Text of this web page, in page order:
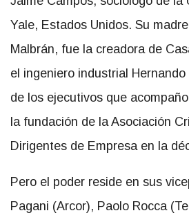
Yale, Estados Unidos. Su
Malbrán, fue la creadora de
el ingeniero industrial
de los ejecutivos que
la fundación de la Asociación
Dirigentes de Empresa en la
Pero el poder reside en sus
Pagani (Arcor), Paolo Rocca